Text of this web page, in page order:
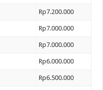
Rp7.200.000
Rp7.000.000
Rp7.000.000
Rp6.000.000
Rp6.500.000